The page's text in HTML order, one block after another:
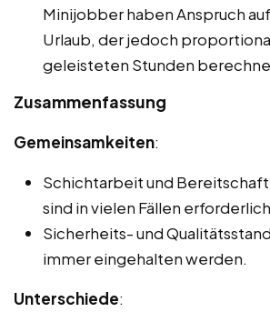
Minijobber haben Anspruch
Urlaub, der jedoch
geleisteten Stunden
Zusammenfassung
Gemeinsamkeiten:
Schichtarbeit und
sind in vielen Fällen
Sicherheits- und
immer eingehalten werden.
Unterschiede: